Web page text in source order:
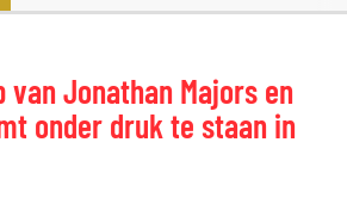
van Jonathan Majors en
onder druk te staan in